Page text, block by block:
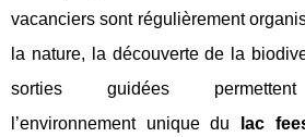
vacanciers sont régulièrement
la nature, la découverte de la
sorties guidées permettent
l’environnement unique du
lac